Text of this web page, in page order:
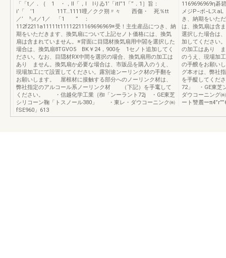
「「t／．｛ 1 ・，Il「，I Iりゐ1’「itl”1「”．1］旨：
i’「 ’1 11T…1111哩／クク朔〃々 西傷・ 死％tt
／’ ㌧r／1／ 「1 ” ：
112f2211a11111t11112211169696969※受！主生産品につき、納
期をいただきます、換気扇について上記セノト価格には、換気
扇は含まれていません。※背面に目隠材換気扇用中閤を選択した
場合は、換気扇8TGVO5 BK￥24，900を 1セノト追加してく
ださい。なお、目隠材RX中間を選択の場合、換気扇用の加工は
あり ません。換気扇か必要な場合は、市販品を購入のうえ、
現場加工にて設置してください。露別途ンーリンク材の手翻を
お願いします。 屋根材に接触する部分へのノーリンク材は、
弊社指定のアルコール系ノーリンク材 （下記）を手竃して
ください。 ・信越化学工業｛椥「ンーラント72j ・GE東芝
シリコーン鞠「トスノール380」 ・東レ・ダウコーニンク㈱
fSE960」613
1169696969η碁
メジP−ポ−LスaL
き、納期をいた
は、換気扇は含
選択した場合は
加してください
の加工はあり ま
のうえ、現場加
の手醗をお願い
グ本オは、弊社
を手醍してくだ
72」 ・GE東芝
ダウコーニング
ート讐麓ー